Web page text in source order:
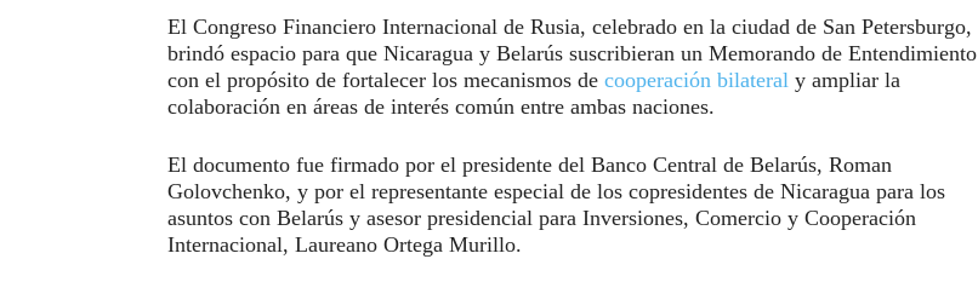
El Congreso Financiero Internacional de Rusia, celebrado en la ciudad de San Petersburgo,
brindó espacio para que Nicaragua y Belarús suscribieran un Memorando de Entendimiento
con el propósito de fortalecer los mecanismos de cooperación bilateral y ampliar la
colaboración en áreas de interés común entre ambas naciones.
El documento fue firmado por el presidente del Banco Central de Belarús, Roman
Golovchenko, y por el representante especial de los copresidentes de Nicaragua para los
asuntos con Belarús y asesor presidencial para Inversiones, Comercio y Cooperación
Internacional, Laureano Ortega Murillo.